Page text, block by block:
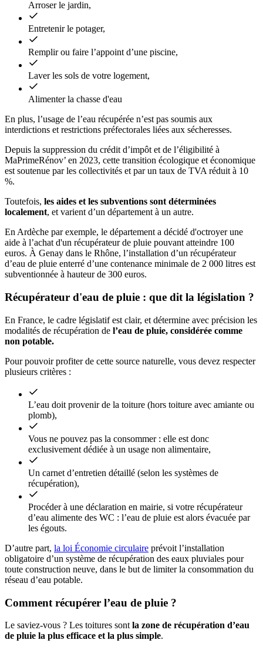
Arroser le jardin,
Entretenir le potager,
Remplir ou faire l’appoint d’une piscine,
Laver les sols de votre logement,
Alimenter la chasse d'eau
En plus, l’usage de l’eau récupérée n’est pas soumis aux
interdictions et restrictions préfectorales liées aux sécheresses.
Depuis la suppression du crédit d’impôt et de l’éligibilité à
MaPrimeRénov’ en 2023, cette transition écologique et économique
est soutenue par les collectivités et par un taux de TVA réduit à 10
%.
Toutefois, les aides et les subventions sont déterminées
localement, et varient d’un département à un autre.
En Ardèche par exemple, le département a décidé d'octroyer une
aide à l’achat d'un récupérateur de pluie pouvant atteindre 100
euros. À Genay dans le Rhône, l’installation d’un récupérateur
d’eau de pluie enterré d’une contenance minimale de 2 000 litres est
subventionnée à hauteur de 300 euros.
Récupérateur d'eau de pluie : que dit la législation ?
En France, le cadre législatif est clair, et détermine avec précision les
modalités de récupération de l’eau de pluie, considérée comme
non potable.
Pour pouvoir profiter de cette source naturelle, vous devez respecter
plusieurs critères :
L’eau doit provenir de la toiture (hors toiture avec amiante ou
plomb),
Vous ne pouvez pas la consommer : elle est donc
exclusivement dédiée à un usage non alimentaire,
Un carnet d’entretien détaillé (selon les systèmes de
récupération),
Procéder à une déclaration en mairie, si votre récupérateur
d’eau alimente des WC : l’eau de pluie est alors évacuée par
les égouts.
D’autre part, la loi Économie circulaire prévoit l’installation
obligatoire d’un système de récupération des eaux pluviales pour
toute construction neuve, dans le but de limiter la consommation du
réseau d’eau potable.
Comment récupérer l’eau de pluie ?
Le saviez-vous ? Les toitures sont la zone de récupération d’eau
de pluie la plus efficace et la plus simple.